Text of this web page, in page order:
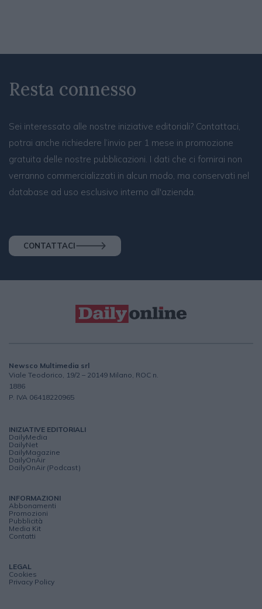
Resta connesso
Sei interessato alle nostre iniziative editoriali? Contattaci,
potrai anche richiedere l’invio per 1 mese in promozione
gratuita delle nostre pubblicazioni. I dati che ci fornirai non
verranno commercializzati in alcun modo, ma conservati nel
database ad uso esclusivo interno all'azienda.
CONTATTACI
Newsco Multimedia srl
Viale Teodorico, 19/2 – 20149 Milano, ROC n.
1886
P. IVA 06418220965
INIZIATIVE EDITORIALI
DailyMedia
DailyNet
DailyMagazine
DailyOnAir
DailyOnAir (Podcast)
INFORMAZIONI
Abbonamenti
Promozioni
Pubblicità
Media Kit
Contatti
LEGAL
Cookies
Privacy Policy